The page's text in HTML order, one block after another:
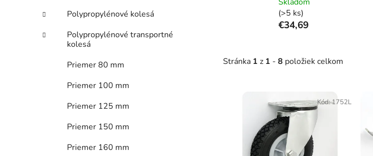
Polypropylénové kolesá
Polypropylénové transportné
kolesá
Priemer 80 mm
Priemer 100 mm
Priemer 125 mm
Priemer 150 mm
Priemer 160 mm
(>5 ks)
€34,69
Stránka 1 z 1 - 8 položiek celkom
Kód:1752L